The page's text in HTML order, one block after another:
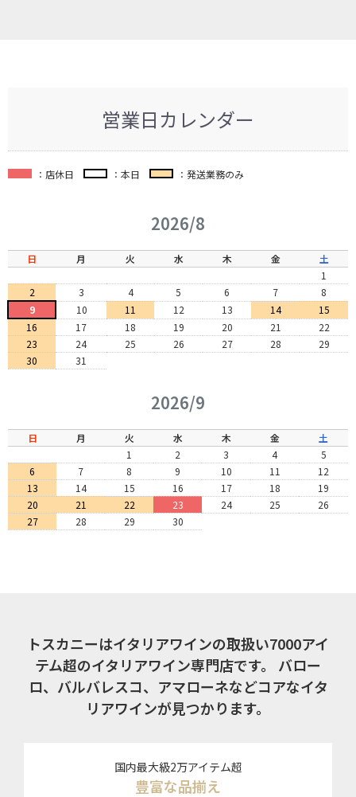
営業日カレンダー
：店休日 ：本日 ：発送業務のみ
2026/8
日 月 火 水 木 金
土
1
2
3 4 5 6 7
8
9
10 11 12 13 14
15
16
17 18 19 20 21
22
23
24 25 26 27 28
29
30
31
2026/9
日 月 火 水 木 金
土
1
2 3 4
5
6
7 8 9 10 11
12
13
14 15 16 17 18
19
20
21 22 23 24 25
26
27
28 29 30
トスカニーはイタリアワインの取扱い7000アイ
テム超のイタリアワイン専門店です。
バロー
ロ、バルバレスコ、アマローネなどコアなイタ
リアワインが見つかります。
国内最大級2万アイテム超
豊富な品揃え